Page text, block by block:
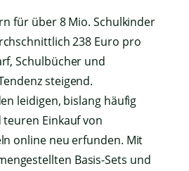
für über 8 Mio. Schulkinder
238 Euro pro
Schulbücher und
steigend.
leidigen, bislang häufig
Einkauf von
online neu erfunden. Mit
Basis-Sets und